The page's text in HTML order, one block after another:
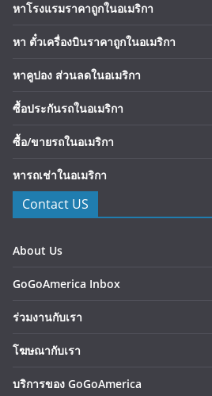
หาโรงแรมราคาถูกในอเมริกา
หา ตั๋วเครื่องบินราคาถูกในอเมริกา
หาคูปอง ส่วนลดในอเมริกา
ซื้อประกันรถในอเมริกา
ซื้อ/ขายรถในอเมริกา
หารถเช่าในอเมริกา
Contact US
About Us
GoGoAmerica Inbox
ร่วมงานกับเรา
โฆษณากับเรา
บริการของ GoGoAmerica